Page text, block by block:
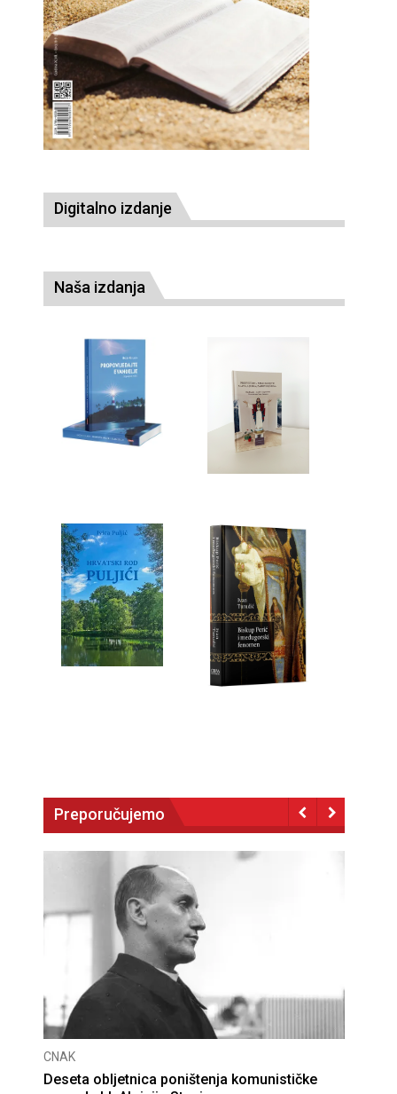
Digitalno izdanje
Naša izdanja
Preporučujemo
CNAK
Deseta obljetnica poništenja komunističke